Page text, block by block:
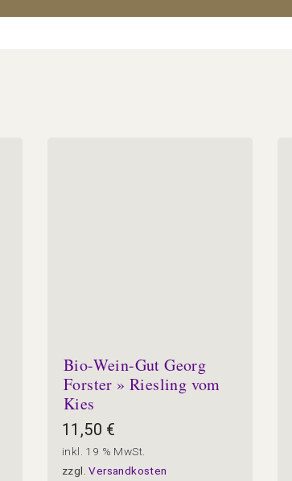
Bio-Wein-Gut Georg
Forster » Riesling vom
Kies
11,50 €
inkl. 19 % MwSt.
zzgl.Versandkosten